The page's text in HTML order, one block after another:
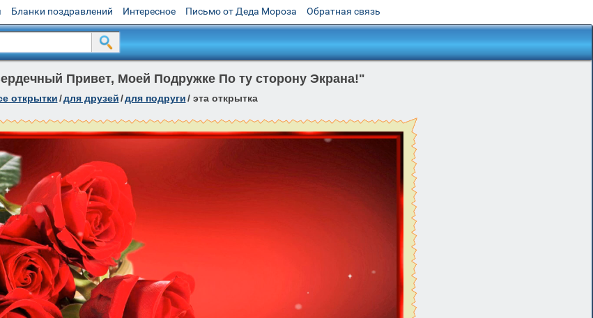
Бланки поздравлений Интересное Письмо от Деда Мороза Обратная связь
Привет, Моей Подружке По ту сторону Экрана!"
открытки/для друзей/для подруги/ эта открытка